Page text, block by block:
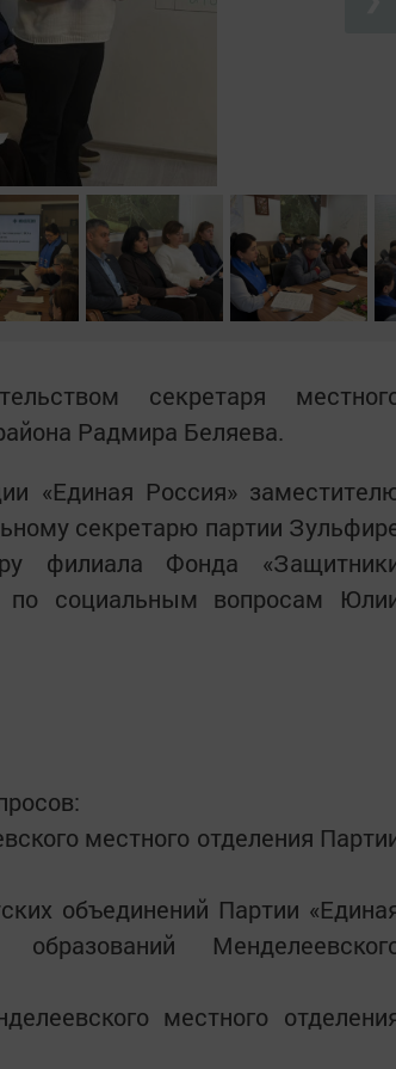
секретаря
Радмира Беляева.
«Единая Россия»
секретарю партии
филиала Фонда
социальным вопросам
местного отделения
объединений Партии
местного